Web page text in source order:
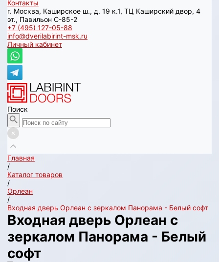
Контакты
г. Москва, Каширское ш., д. 19 к.1, ТЦ Каширский двор, 4
эт., Павильон C-85-2
+7 (495) 127-05-88‬
info@dverilabirint-msk.ru
Личный кабинет
Поиск
Главная
/
Каталог товаров
/
Орлеан
/
Входная дверь Орлеан с зеркалом Панорама - Белый софт
Входная дверь Орлеан с
зеркалом Панорама - Белый
софт